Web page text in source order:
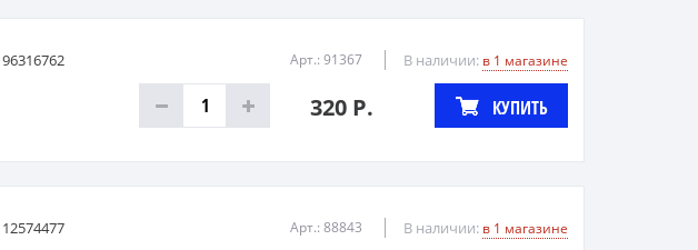
96316762 Арт.: 91367 В наличии: в 1 магазине
320 Р. КУПИТЬ
12574477 Арт.: 88843 В наличии: в 1 магазине